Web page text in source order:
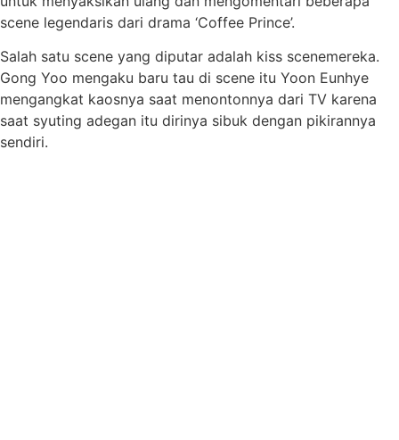
scene legendaris dari drama ‘Coffee Prince’.
Salah satu scene yang diputar adalah kiss scenemereka.
Gong Yoo mengaku baru tau di scene itu Yoon Eunhye
mengangkat kaosnya saat menontonnya dari TV karena
saat syuting adegan itu dirinya sibuk dengan pikirannya
sendiri.